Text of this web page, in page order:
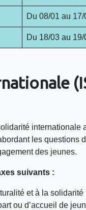
Du 08/01 au
Du 18/03 au
internationale
les questions
des jeunes.
suivants :
et à la
ou d’accueil de